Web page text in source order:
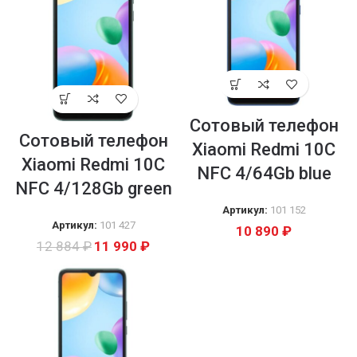
Сотовый телефон
Xiaomi Redmi 10С
NFC 4/128Gb green
Артикул: 101 427
12 884₽ 11 990 ₽
Сотовый телефон
Xiaomi Redmi 10С
NFC 4/64Gb blue
Артикул: 101 152
10 890 ₽